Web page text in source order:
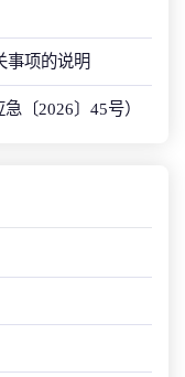
事项的说明
〔2026〕45号）